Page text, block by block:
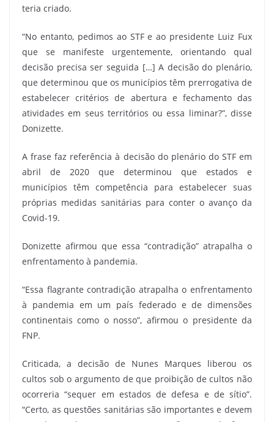
teria criado.
“No entanto, pedimos ao STF e ao presidente Luiz Fux
que se manifeste urgentemente, orientando qual
decisão precisa ser seguida […] A decisão do plenário,
que determinou que os municípios têm prerrogativa de
estabelecer critérios de abertura e fechamento das
atividades em seus territórios ou essa liminar?”, disse
Donizette.
A frase faz referência à decisão do plenário do STF em
abril de 2020 que determinou que estados e
municípios têm competência para estabelecer suas
próprias medidas sanitárias para conter o avanço da
Covid-19.
Donizette afirmou que essa “contradição” atrapalha o
enfrentamento à pandemia.
“Essa flagrante contradição atrapalha o enfrentamento
à pandemia em um país federado e de dimensões
continentais como o nosso”, afirmou o presidente da
FNP.
Criticada, a decisão de Nunes Marques liberou os
cultos sob o argumento de que proibição de cultos não
ocorreria “sequer em estados de defesa e de sítio”.
“Certo, as questões sanitárias são importantes e devem